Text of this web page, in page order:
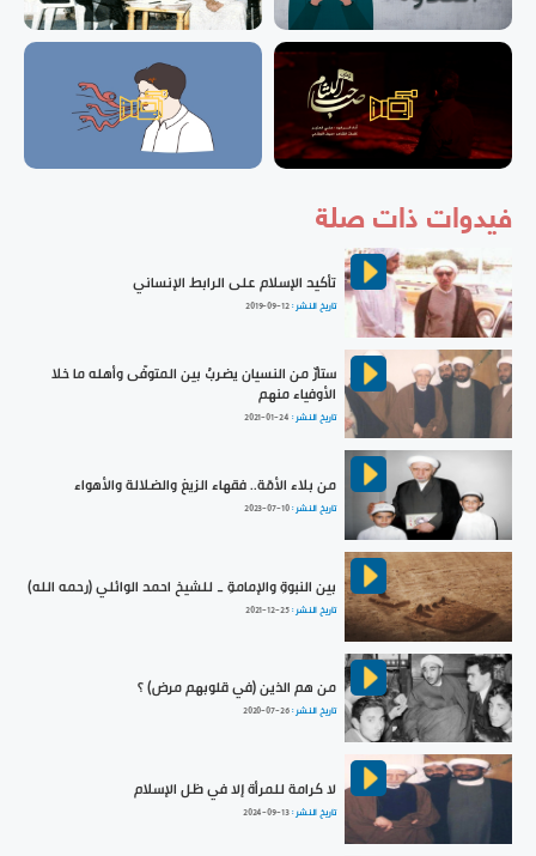
فيدوات ذات صلة
تأكيد الإسلام على الرابط الإنساني
تاريخ النشر :2019-09-12
ستارٌ من النسيان يضربُ بين المتوفّى وأهله ما خلا
الأوفياء منهم
تاريخ النشر : 2021-01-24
من بلاء الأمّة.. فقهاء الزيغ والضلالة والأهواء
تاريخ النشر :2023-07-10
بين النبوةِ والإمامةِ _ للشيخ احمد الوائلي (رحمه الله)
تاريخ النشر :2021-12-25
من هم الذين (في قلوبهم مرض) ؟
تاريخ النشر :2020-07-26
لا كرامة للمرأة إلا في ظل الإسلام
تاريخ النشر :2024-09-13